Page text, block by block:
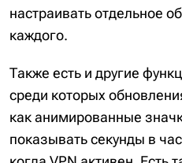
настраивать отдельное
каждого.
Также есть и другие
среди которых
как анимированные
показывать секунды в